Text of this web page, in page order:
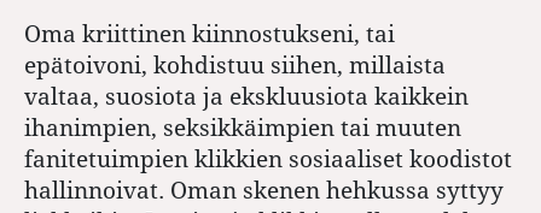
Oma kriittinen kiinnostukseni, tai
epätoivoni, kohdistuu siihen, millaista
valtaa, suosiota ja ekskluusiota kaikkein
ihanimpien, seksikkäimpien tai muuten
fanitetuimpien klikkien sosiaaliset koodistot
hallinnoivat. Oman skenen hehkussa syttyy